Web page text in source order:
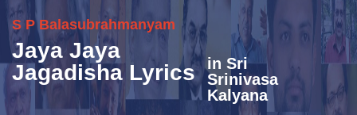
S P Balasubrahmanyam
Jaya Jaya
Jagadisha Lyrics
in Sri
Srinivasa
Kalyana